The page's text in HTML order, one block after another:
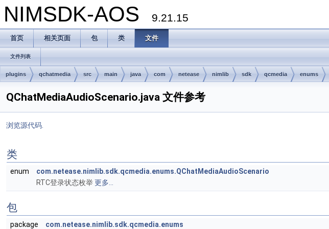
NIMSDK-AOS 9.21.15
首页 相关页面 包 类 文件
文件列表
plugins qchatmedia src main java com netease nimlib sdk qcmedia enums
QChatMediaAudioScenario.java 文件参考
浏览源代码.
类
enum
com.netease.nimlib.sdk.qcmedia.enums.QChatMediaAudioScenario
RTC登录状态枚举更多...
包
package com.netease.nimlib.sdk.qcmedia.enums